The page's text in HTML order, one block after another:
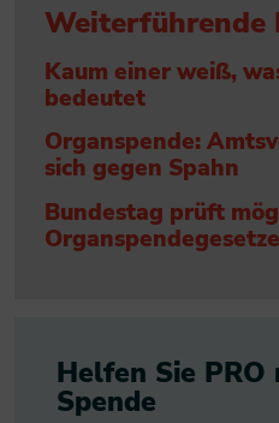
Weiterführende
Kaum einer weiß,
bedeutet
Organspende:
sich gegen Spahn
Bundestag prüft
Organspendegesetze
Helfen Sie
Spende